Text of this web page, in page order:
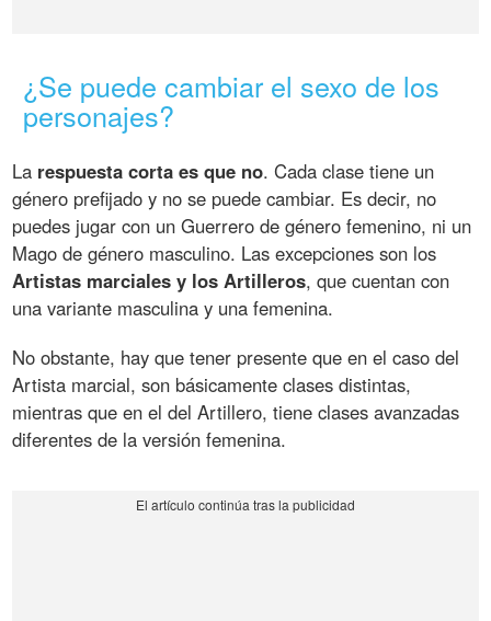
¿Se puede cambiar el sexo de los
personajes?
La respuesta corta es que no. Cada clase tiene un
género prefijado y no se puede cambiar. Es decir, no
puedes jugar con un Guerrero de género femenino, ni un
Mago de género masculino. Las excepciones son los
Artistas marciales y los Artilleros, que cuentan con
una variante masculina y una femenina.
No obstante, hay que tener presente que en el caso del
Artista marcial, son básicamente clases distintas,
mientras que en el del Artillero, tiene clases avanzadas
diferentes de la versión femenina.